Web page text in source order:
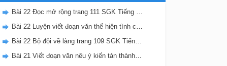
Bài 22 Đọc mở rộng trang 111 SGK Tiếng Việt 5 Kết nối tri thức tập 2
Bài 22 Luyện viết đoạn văn thể hiện tình cảm, cảm xúc về một sự việc trang 111 SGK Tiếng Việt 5 Kết nối tri thức tập 2
Bài 22 Bộ đội về làng trang 109 SGK Tiếng Việt 5 Kết nối tri thức tập 2
Bài 21 Viết đoạn văn nêu ý kiến tán thành một sự việc, hiện tượng (Bài viết số 2) trang 108 SGK Tiếng Việt 5 Kết nối tri thức tập 2